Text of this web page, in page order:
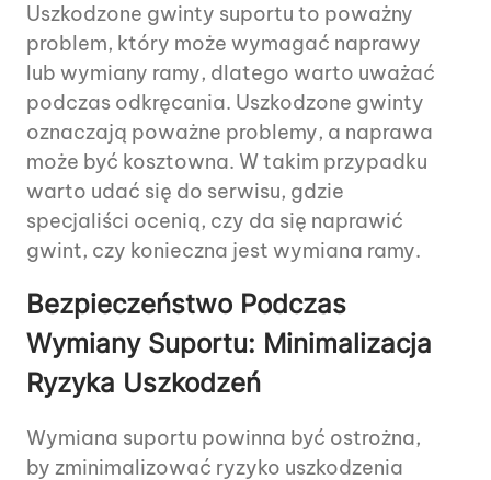
Uszkodzone gwinty suportu to poważny
problem, który może wymagać naprawy
lub wymiany ramy, dlatego warto uważać
podczas odkręcania. Uszkodzone gwinty
oznaczają poważne problemy, a naprawa
może być kosztowna. W takim przypadku
warto udać się do serwisu, gdzie
specjaliści ocenią, czy da się naprawić
gwint, czy konieczna jest wymiana ramy.
Bezpieczeństwo Podczas
Wymiany Suportu: Minimalizacja
Ryzyka Uszkodzeń
Wymiana suportu powinna być ostrożna,
by zminimalizować ryzyko uszkodzenia